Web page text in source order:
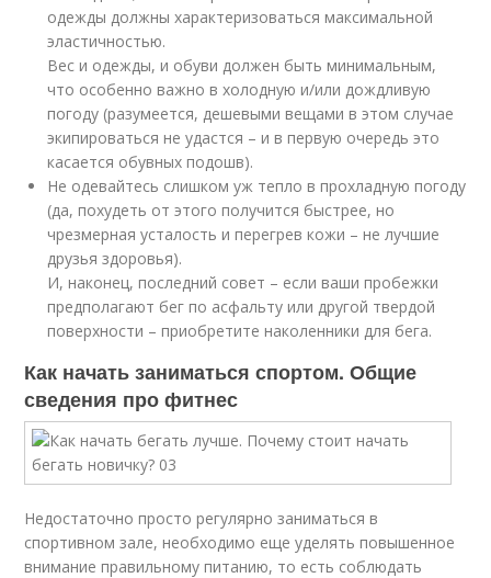
одежды должны характеризоваться максимальной
эластичностью.
Вес и одежды, и обуви должен быть минимальным,
что особенно важно в холодную и/или дождливую
погоду (разумеется, дешевыми вещами в этом случае
экипироваться не удастся – и в первую очередь это
касается обувных подошв).
Не одевайтесь слишком уж тепло в прохладную погоду
(да, похудеть от этого получится быстрее, но
чрезмерная усталость и перегрев кожи – не лучшие
друзья здоровья).
И, наконец, последний совет – если ваши пробежки
предполагают бег по асфальту или другой твердой
поверхности – приобретите наколенники для бега.
Как начать заниматься спортом. Общие
сведения про фитнес
Недостаточно просто регулярно заниматься в
спортивном зале, необходимо еще уделять повышенное
внимание правильному питанию, то есть соблюдать